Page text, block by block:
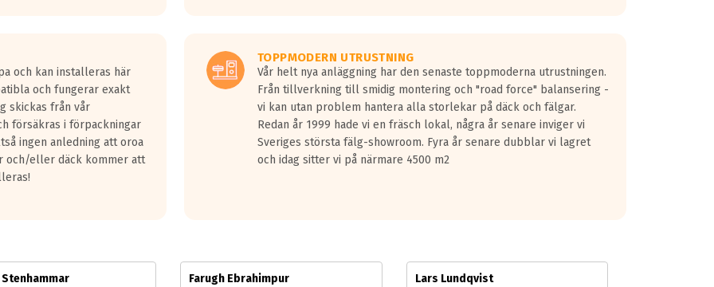
och kan installeras här
och fungerar exakt
skickas från vår
försäkras i förpackningar
ingen anledning att oroa
och/eller däck kommer att
TOPPMODERN UTRUSTNING
Vår helt nya anläggning har den senaste toppmoderna utrustningen.
Från tillverkning till smidig montering och "road force" balansering -
vi kan utan problem hantera alla storlekar på däck och fälgar.
Redan år 1999 hade vi en fräsch lokal, några år senare inviger vi
Sveriges största fälg-showroom. Fyra år senare dubblar vi lagret
och idag sitter vi på närmare 4500 m2
Stenhammar
Farugh Ebrahimpur
Lars Lundqvist